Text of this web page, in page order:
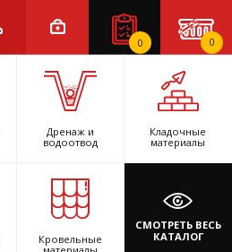
0 0
Дренаж и
водоотвод
Кладочные
материалы
Кровельные
СМОТРЕТЬ ВЕСЬ
КАТАЛОГ